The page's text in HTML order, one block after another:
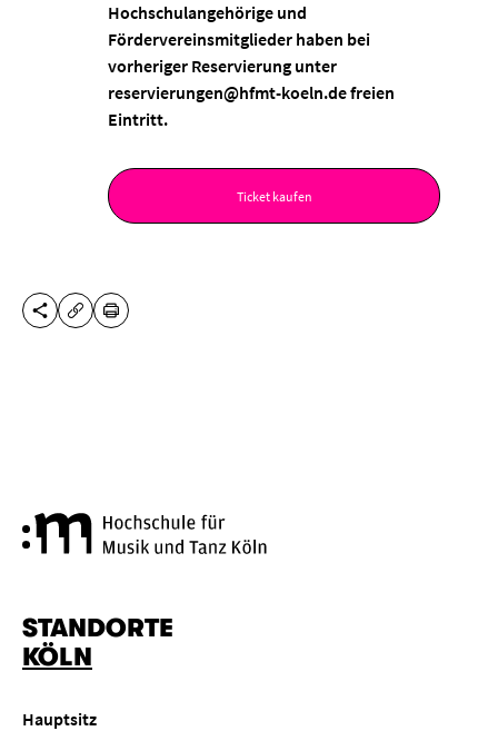
Hochschulangehörige und
Fördervereinsmitglieder haben bei
vorheriger Reservierung unter
reservierungen@hfmt-koeln.de freien
Eintritt.
Ticket kaufen
DIESE SEITE TEILEN
URL KOPIEREN
DRUCKEN
STANDORTE
KÖLN
Hauptsitz